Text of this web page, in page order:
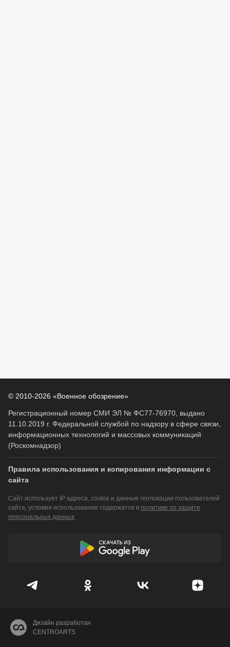
© 2010-2026 «Военное обозрение»
Регистрационный номер СМИ ЭЛ № ФС77-76970, выдано
11.10.2019 г. Федеральной службой по надзору в сфере связи,
информационных технологий и массовых коммуникаций
(Роскомнадзор)
Правила использования и копирования информации с
сайта
Сайт использует IP адреса, cookie и данные геолокации пользователей
сайта, условия использования содержатся в политике по защите
персональных данных.
Дизайн разработан
CENTROARTS